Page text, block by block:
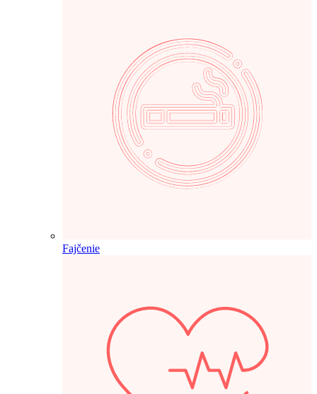
Fajčenie